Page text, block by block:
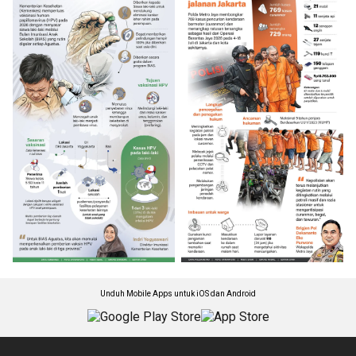
Unduh Mobile Apps untuk iOS dan Android